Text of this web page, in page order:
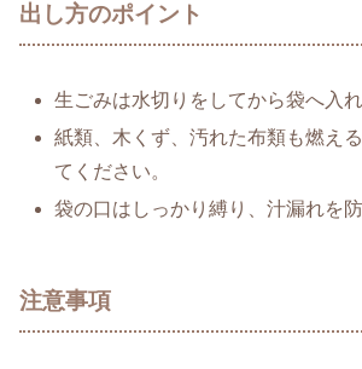
出し方のポイント
生ごみは水切りをしてから袋へ入れ
紙類、木くず、汚れた布類も燃え
てください。
袋の口はしっかり縛り、汁漏れを
注意事項